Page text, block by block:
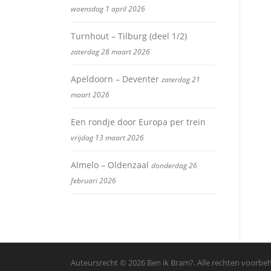
woensdag 1 april 2026
Turnhout – Tilburg (deel 1/2)
zaterdag 28 maart 2026
Apeldoorn – Deventer zaterdag 21
maart 2026
Een rondje door Europa per trein
vrijdag 13 maart 2026
Almelo – Oldenzaal donderdag 26
februari 2026
Auteursrecht © 2026 Ben ik Bram?. Alle rechten